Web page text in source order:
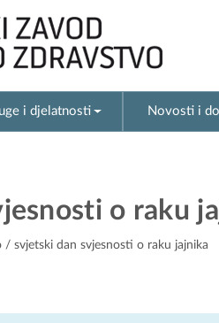
i djelatnosti Novosti i
o raku
/ svjetski dan svjesnosti o raku jajnika